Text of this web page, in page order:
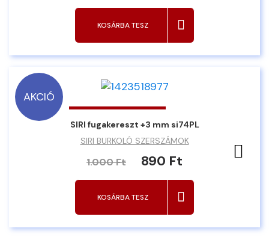
KOSÁRBA TESZ
AKCIÓ
SIRI fugakereszt +3 mm si74PL
SIRI BURKOLÓ SZERSZÁMOK
1.000 Ft 890 Ft
KOSÁRBA TESZ